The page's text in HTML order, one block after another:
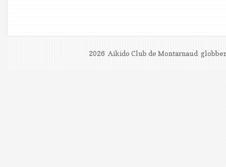
2026 Aikido Club de Montarnaud